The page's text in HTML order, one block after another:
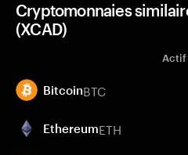
Cryptomonnaies
(XCAD)
Actif
BitcoinBTC
EthereumETH